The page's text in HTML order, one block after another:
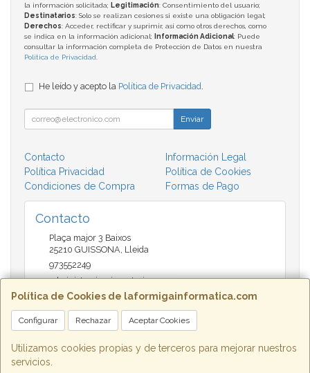
Política de Cookies de laformigainformatica.com
Configurar Rechazar Aceptar Cookies
Utilizamos cookies propias y de terceros para mejorar nuestros
servicios.
la información solicitada; Legitimación: Consentimiento del usuario;
Destinatarios: Solo se realizan cesiones si existe una obligación legal;
Derechos: Acceder, rectificar y suprimir, así como otros derechos, como
se indica en la información adicional;
Información Adicional: Puede
consultar la información completa de Protección de Datos en nuestra
Política de Privacidad.
He leído y acepto la Política de Privacidad.
Enviar
Contacto
Información Legal
Política Privacidad
Política de Cookies
Condiciones de Compra
Formas de Pago
Contacto
Plaça major 3 Baixos
25210 GUISSONA, Lleida
973552249
administracio@insectari.com
Horario
Matí de 9 a 13:30 - Tarda 17 a 20:30